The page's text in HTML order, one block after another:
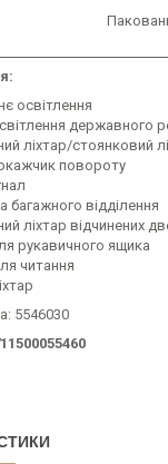
освітлення
державного
ліхтар/стоянковий
повороту
багажного відділення
ліхтар відчинених
рукавичного ящика
читання
5546030